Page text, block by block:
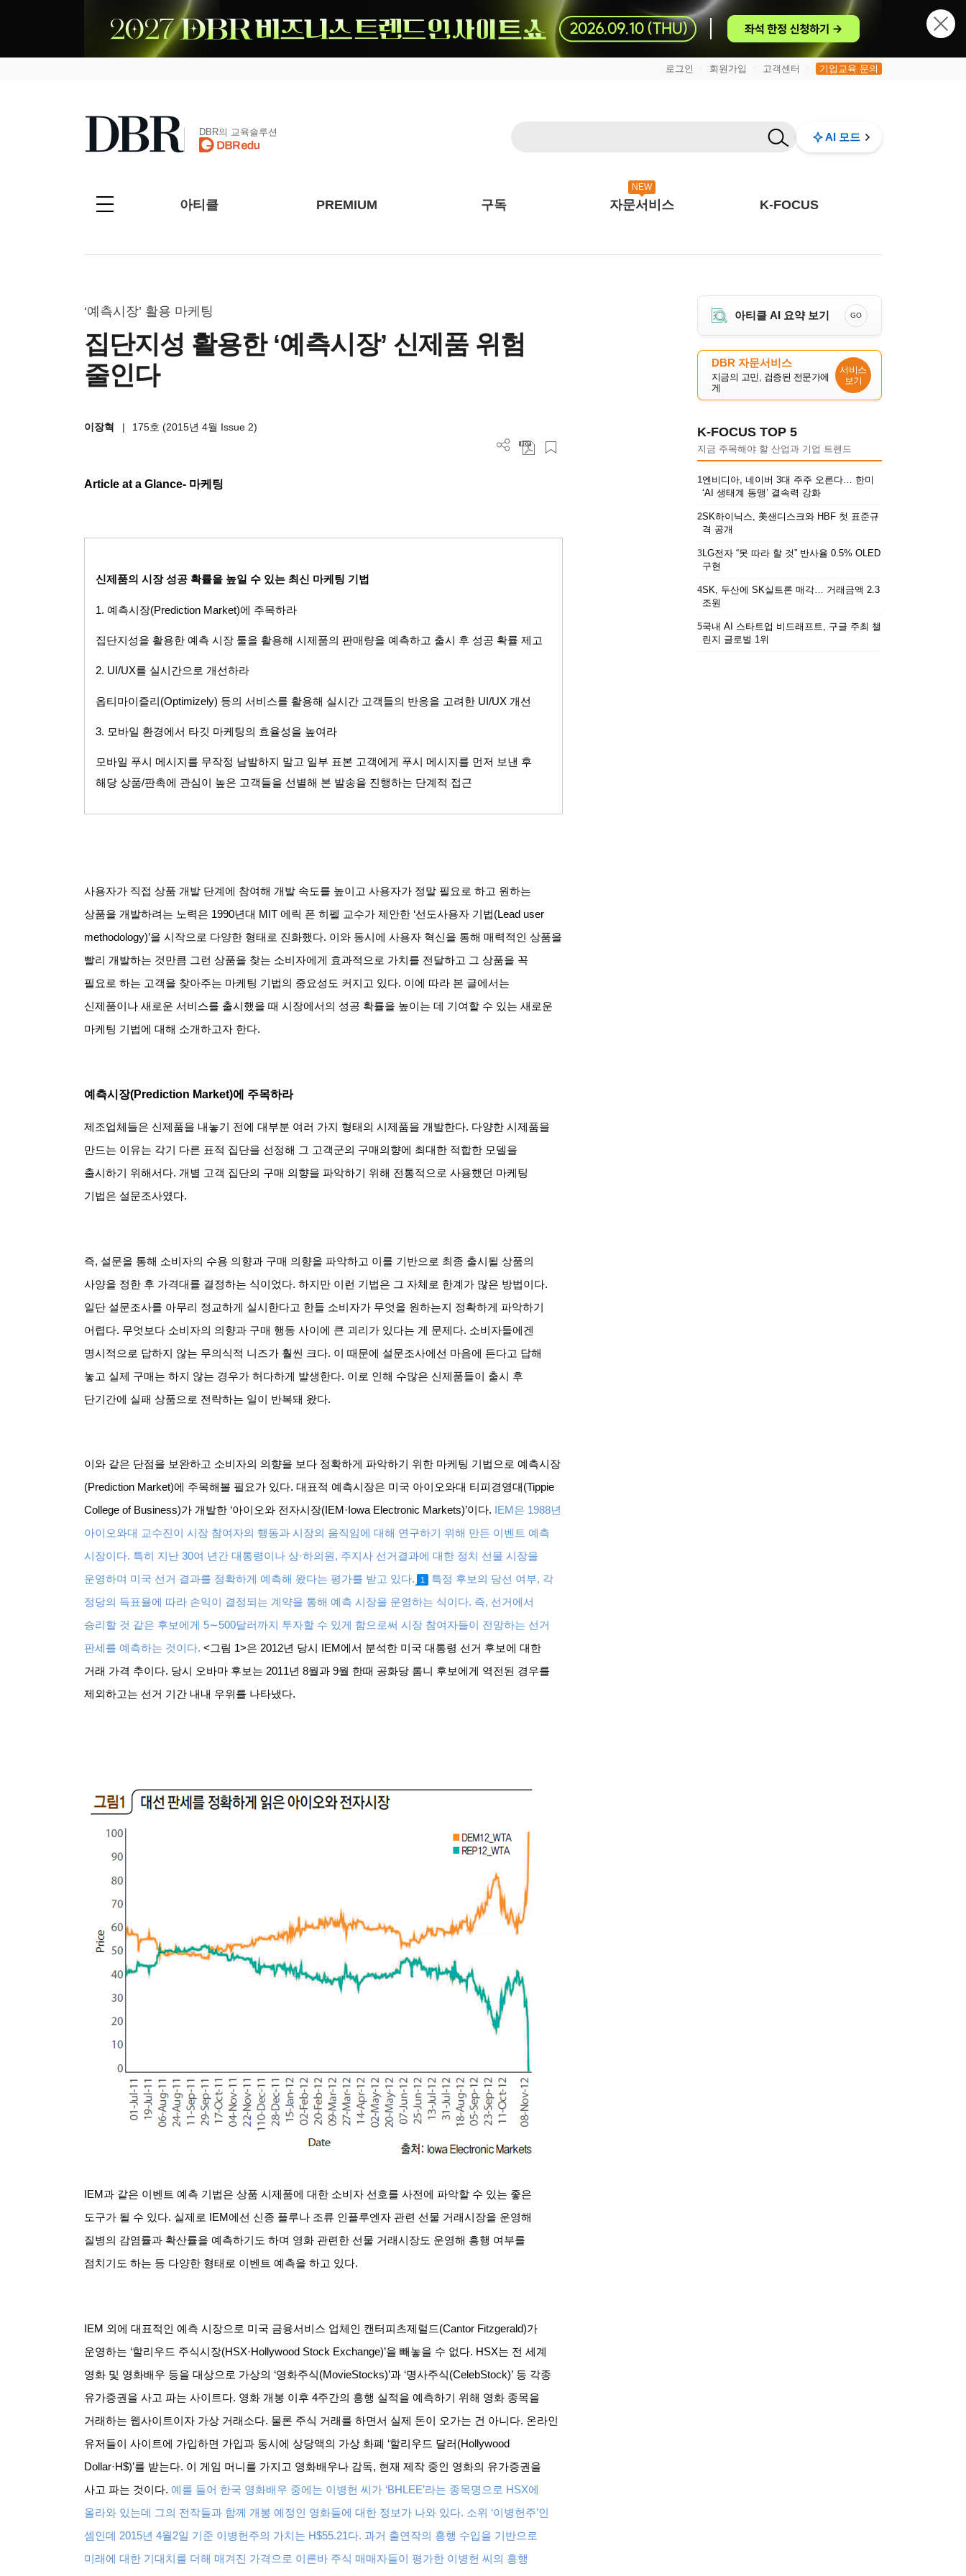
로그인 회원가입 고객센터 기업교육 문의
DBR의 교육솔루션 AI 모드
아티클 PREMIUM 구독
NEW
자문서비스 K-FOCUS
‘예측시장’ 활용 마케팅
집단지성 활용한 ‘예측시장’ 신제품 위험
줄인다
이장혁 | 175호 (2015년 4월 Issue 2)
Article at a Glance- 마케팅
신제품의 시장 성공 확률을 높일 수 있는 최신 마케팅 기법
1. 예측시장(Prediction Market)에 주목하라
집단지성을 활용한 예측 시장 툴을 활용해 시제품의 판매량을 예측하고 출시 후 성공 확률 제고
2. UI/UX를 실시간으로 개선하라
옵티마이즐리(Optimizely) 등의 서비스를 활용해 실시간 고객들의 반응을 고려한 UI/UX 개선
3. 모바일 환경에서 타깃 마케팅의 효율성을 높여라
모바일 푸시 메시지를 무작정 남발하지 말고 일부 표본 고객에게 푸시 메시지를 먼저 보낸 후
해당 상품/판촉에 관심이 높은 고객들을 선별해 본 발송을 진행하는 단계적 접근
사용자가 직접 상품 개발 단계에 참여해 개발 속도를 높이고 사용자가 정말 필요로 하고 원하는
상품을 개발하려는 노력은 1990년대 MIT 에릭 폰 히펠 교수가 제안한 ‘선도사용자 기법(Lead user
methodology)’을 시작으로 다양한 형태로 진화했다. 이와 동시에 사용자 혁신을 통해 매력적인 상품을
빨리 개발하는 것만큼 그런 상품을 찾는 소비자에게 효과적으로 가치를 전달하고 그 상품을 꼭
필요로 하는 고객을 찾아주는 마케팅 기법의 중요성도 커지고 있다. 이에 따라 본 글에서는
신제품이나 새로운 서비스를 출시했을 때 시장에서의 성공 확률을 높이는 데 기여할 수 있는 새로운
마케팅 기법에 대해 소개하고자 한다.
예측시장(Prediction Market)에 주목하라
제조업체들은 신제품을 내놓기 전에 대부분 여러 가지 형태의 시제품을 개발한다. 다양한 시제품을
만드는 이유는 각기 다른 표적 집단을 선정해 그 고객군의 구매의향에 최대한 적합한 모델을
출시하기 위해서다. 개별 고객 집단의 구매 의향을 파악하기 위해 전통적으로 사용했던 마케팅
기법은 설문조사였다.
즉, 설문을 통해 소비자의 수용 의향과 구매 의향을 파악하고 이를 기반으로 최종 출시될 상품의
사양을 정한 후 가격대를 결정하는 식이었다. 하지만 이런 기법은 그 자체로 한계가 많은 방법이다.
일단 설문조사를 아무리 정교하게 실시한다고 한들 소비자가 무엇을 원하는지 정확하게 파악하기
어렵다. 무엇보다 소비자의 의향과 구매 행동 사이에 큰 괴리가 있다는 게 문제다. 소비자들에겐
명시적으로 답하지 않는 무의식적 니즈가 훨씬 크다. 이 때문에 설문조사에선 마음에 든다고 답해
놓고 실제 구매는 하지 않는 경우가 허다하게 발생한다. 이로 인해 수많은 신제품들이 출시 후
단기간에 실패 상품으로 전락하는 일이 반복돼 왔다.
이와 같은 단점을 보완하고 소비자의 의향을 보다 정확하게 파악하기 위한 마케팅 기법으로 예측시장
(Prediction Market)에 주목해볼 필요가 있다. 대표적 예측시장은 미국 아이오와대 티피경영대 (Tippie
College of Business)가 개발한 ‘아이오와 전자시장(IEM·Iowa Electronic Markets)’이다. IEM 은 1988년
아이오와대 교수진이 시장 참여자의 행동과 시장의 움직임에 대해 연구하기 위해 만든 이벤트 예측
시장이다. 특히 지난 30여 년간 대통령이나 상·하의원, 주지사 선거결과에 대한 정치 선물 시장을
운영하며 미국 선거 결과를 정확하게 예측해 왔다는 평가를 받고 있다. 1 특정 후보의 당선 여부, 각
정당의 득표율에 따라 손익이 결정되는 계약을 통해 예측 시장을 운영하는 식이다. 즉, 선거에서
승리할 것 같은 후보에게
5∼500달러까지 투자할 수 있게 함으로써 시장 참여자들이 전망하는 선거
판세를 예측하는 것이다. <그림 1>은 2012년 당시 IEM에서 분석한 미국 대통령 선거 후보에 대한
거래 가격 추이다. 당시 오바마 후보는 2011년 8월과 9월 한때 공화당 롬니 후보에게 역전된 경우를
제외하고는 선거 기간 내내 우위를 나타냈다.
IEM과 같은 이벤트 예측 기법은 상품 시제품에 대한 소비자 선호를 사전에 파악할 수 있는 좋은
도구가 될 수 있다. 실제로 IEM에선 신종 플루나 조류 인플루엔자 관련 선물 거래시장을 운영해
질병의 감염률과 확산률을 예측하기도 하며 영화 관련한 선물 거래시장도 운영해 흥행 여부를
점치기도 하는 등 다양한 형태로 이벤트 예측을 하고 있다.
IEM 외에 대표적인 예측 시장으로 미국 금융서비스 업체인 캔터피츠제럴드(Cantor Fitzgerald)가
운영하는 ‘할리우드 주식시장(HSX·Hollywood Stock Exchange)’을 빼놓을 수 없다. HSX는 전 세계
영화 및 영화배우 등을 대상으로 가상의 ‘영화주식(MovieStocks)’과 ‘명사주식(CelebStock)’ 등 각종
유가증권을 사고 파는 사이트다. 영화 개봉 이후 4주간의 흥행 실적을 예측하기 위해 영화 종목을
거래하는 웹사이트이자 가상 거래소다. 물론 주식 거래를 하면서 실제 돈이 오가는 건 아니다. 온라인
유저들이 사이트에 가입하면 가입과 동시에 상당액의 가상 화폐
‘할리우드 달러 (Hollywood
Dollar·H$)’를 받는다. 이 게임 머니를 가지고 영화배우나 감독, 현재 제작 중인 영화의 유가증권을
사고 파는 것이다. 예를 들어 한국 영화배우 중에는 이병헌 씨가 ‘BHLEE’라는 종목명으로 HSX에
올라와 있는데 그의 전작들과 함께 개봉 예정인 영화들에 대한 정보가 나와 있다. 소위 ‘이병헌주’인
셈인데
2015년 4월2일 기준 이병헌주의 가치는 H$55.21 다. 과거 출연작의 흥행 수입을 기반으로
미래에 대한 기대치를 더해 매겨진 가격으로 이른바 주식 매매자들이 평가한 이병헌 씨의 흥행
아티클 AI 요약 보기 GO
DBR 자문서비스
지금의 고민, 검증된 전문가에
게
서비스
보기
K-FOCUS TOP 5
지금 주목해야 할 산업과 기업 트렌드
1엔비디아, 네이버 3대 주주 오른다… 한미
‘AI 생태계 동맹’ 결속력 강화
2SK하이닉스, 美샌디스크와 HBF 첫 표준규
격 공개
3LG전자 “못 따라 할 것” 반사율 0.5% OLED
구현
4SK, 두산에 SK실트론 매각… 거래금액 2.3
조원
5국내 AI 스타트업 비드래프트, 구글 주최 챌
린지 글로벌 1위